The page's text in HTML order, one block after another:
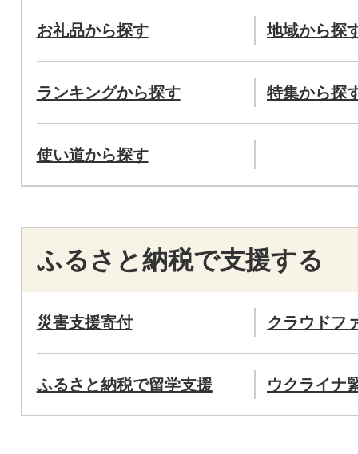
お礼品から探す 地域から探
ランキングから探す 特集から探
使い道から探す
ふるさと納税で支援する
災害支援寄付 クラウドフ
ふるさと納税で留学支援 ウクライナ